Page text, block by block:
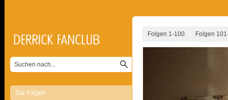
Die Folgen
Folgen 1-100 Folgen